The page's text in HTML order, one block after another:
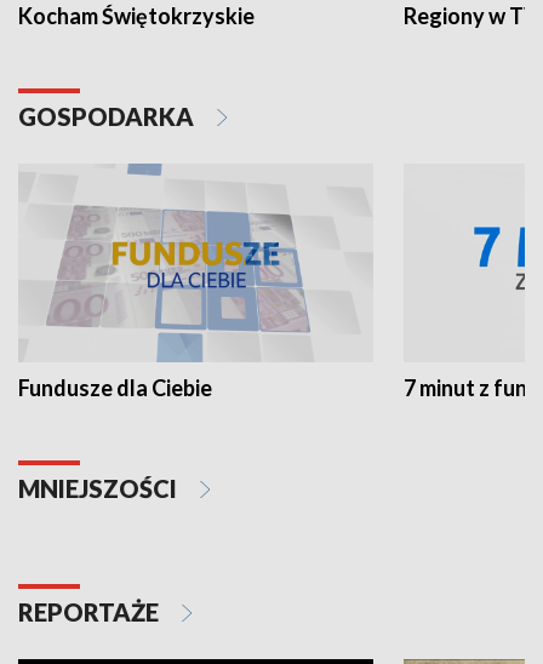
Kocham Świętokrzyskie Regiony w
GOSPODARKA
Fundusze dla Ciebie 7 minut z
MNIEJSZOŚCI
REPORTAŻE